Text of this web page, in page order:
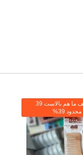
برای هر دلار بالا تخفیف ما هم بالاست 39
39%